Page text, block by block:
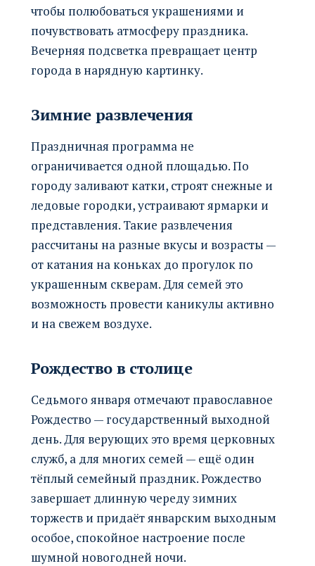
чтобы полюбоваться украшениями и
почувствовать атмосферу праздника.
Вечерняя подсветка превращает центр
города в нарядную картинку.
Зимние развлечения
Праздничная программа не
ограничивается одной площадью. По
городу заливают катки, строят снежные и
ледовые городки, устраивают ярмарки и
представления. Такие развлечения
рассчитаны на разные вкусы и возрасты —
от катания на коньках до прогулок по
украшенным скверам. Для семей это
возможность провести каникулы активно
и на свежем воздухе.
Рождество в столице
Седьмого января отмечают православное
Рождество — государственный выходной
день. Для верующих это время церковных
служб, а для многих семей — ещё один
тёплый семейный праздник. Рождество
завершает длинную череду зимних
торжеств и придаёт январским выходным
особое, спокойное настроение после
шумной новогодней ночи.